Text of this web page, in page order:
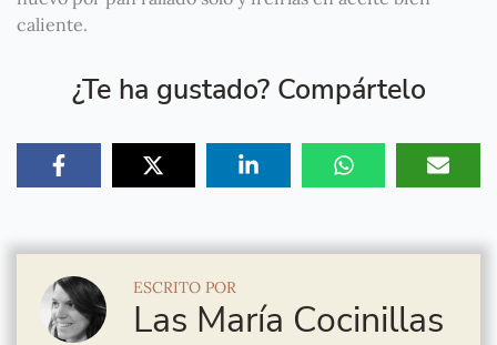
caliente.
¿Te ha gustado? Compártelo
ESCRITO POR
Las María Cocinillas